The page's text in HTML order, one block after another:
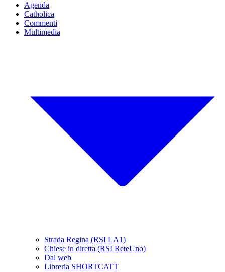
Agenda
Catholica
Commenti
Multimedia
Strada Regina (RSI LA1)
Chiese in diretta (RSI ReteUno)
Dal web
Libreria SHORTCATT